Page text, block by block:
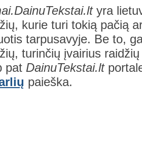
yra
kurie turi tokią pačią
tarpusavyje. Be to,
turinčių įvairius
pat DainuTekstai.lt
paieška.